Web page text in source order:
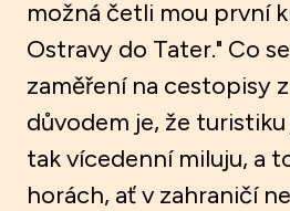
možná četli mou první
Ostravy do Tater." Co
zaměření na cestopisy
důvodem je, že
tak vícedenní miluju, a
horách, ať v zahraničí